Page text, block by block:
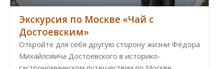
Экскурсия по Москве «Чай с
Достоевским»
Откройте для себя другую сторону жизни Фёдора
Михайловича Достоевского в историко-